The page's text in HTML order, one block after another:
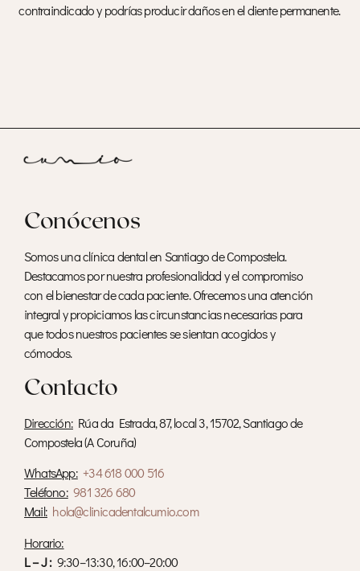
contraindicado y podrías producir daños en el diente permanente.
Conócenos
Somos una clínica dental en Santiago de Compostela.
Destacamos por nuestra profesionalidad y el compromiso
con el bienestar de cada paciente. Ofrecemos una atención
integral y propiciamos las circunstancias necesarias para
que todos nuestros pacientes se sientan acogidos y
cómodos.
Contacto
Dirección: Rúa da Estrada, 87, local 3, 15702, Santiago de
Compostela (A Coruña)
WhatsApp: +34618 000 516
Teléfono: 981 326 680
Mail: hola@clinicadentalcumio.com
Horario:
L – J : 9:30–13:30, 16:00–20:00